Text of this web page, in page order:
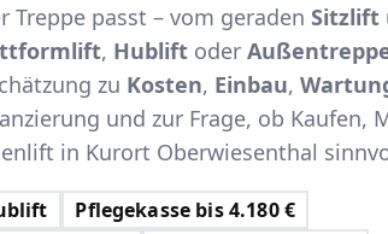
Treppe passt – vom geraden Sitzlift
, Hublift oder
zu Kosten, Einbau,
und zur Frage, ob Kaufen,
in Kurort Oberwiesenthal
Pflegekasse bis 4.180 €